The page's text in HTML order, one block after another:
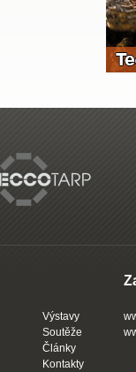
Výstavy
Soutěže
Články
Kontakty